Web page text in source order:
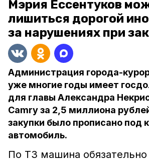
Мэрия Ессентуков
лишиться дорогой
за нарушениях при
Администрация города-
уже многие годы имеет
для главы Александра
Camry за 2,5 миллиона
закупки было прописано под
автомобиль.
По ТЗ машина